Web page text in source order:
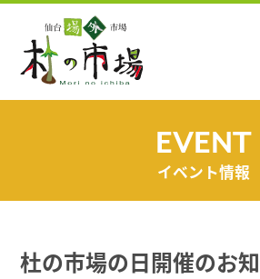
ッ
EVENT
イベント情報
杜の市場の日開催のお